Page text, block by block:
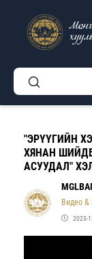
"ЭРҮҮГИЙН
ХЯНАН
АСУУДАЛ"
Видео &
2023-